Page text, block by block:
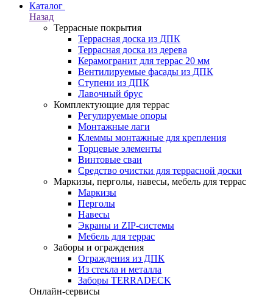
Каталог
Назад
Террасные покрытия
Террасная доска из ДПК
Террасная доска из дерева
Керамогранит для террас 20 мм
Вентилируемые фасады из ДПК
Ступени из ДПК
Лавочный брус
Комплектующие для террас
Регулируемые опоры
Монтажные лаги
Клеммы монтажные для крепления
Торцевые элементы
Винтовые сваи
Средство очистки для террасной доски
Маркизы, перголы, навесы, мебель для террас
Маркизы
Перголы
Навесы
Экраны и ZIP-системы
Мебель для террас
Заборы и ограждения
Ограждения из ДПК
Из стекла и металла
Заборы TERRADECK
Онлайн-сервисы